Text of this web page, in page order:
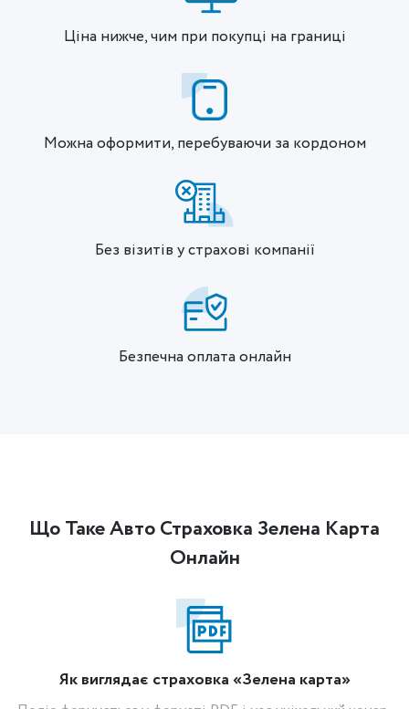
Ціна нижче, чим при покупці на границі
Можна оформити, перебуваючи за кордоном
Без візитів у страхові компанії
Безпечна оплата онлайн
Що Таке Авто Страховка Зелена Карта
Онлайн
Як виглядає страховка «Зелена карта»